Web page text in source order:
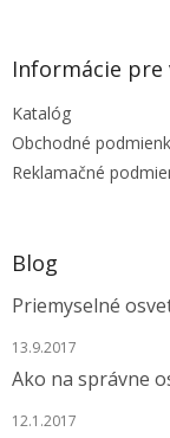
Informácie pre
Katalóg
Obchodné
Reklamačné
Blog
Priemyselné
13.9.2017
Ako na správne
12.1.2017